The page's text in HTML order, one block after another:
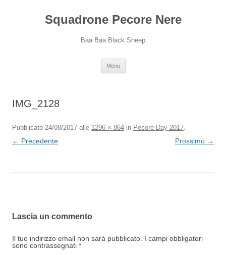
Squadrone Pecore Nere
Baa Baa Black Sheep
Menu
IMG_2128
Pubblicato 24/08/2017 alle 1296 × 864 in Pecore Day 2017.
← Precedente Prossimo →
Lascia un commento
Il tuo indirizzo email non sarà pubblicato. I campi obbligatori
sono contrassegnati *